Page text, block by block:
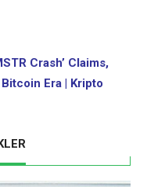
Crash’ Claims,
Era | Kripto